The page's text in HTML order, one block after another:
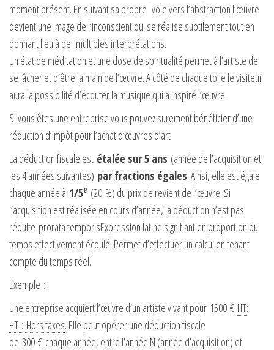
moment présent. En suivant sa propre voie vers l’abstraction l’œuvre
devient une image de l’inconscient qui se réalise subtilement tout en
donnant lieu à de multiples interprétations.
Un état de méditation et une dose de spiritualité permet à l’artiste de
se lâcher et d’être la main de l’œuvre. A côté de chaque toile le visiteur
aura la possibilité d’écouter la musique qui a inspiré l’œuvre.
Si vous êtes une entreprise vous pouvez surement bénéficier d’une
réduction d’impôt pour l’achat d’œuvres d’art
La déduction fiscale est étalée sur 5 ans (année de l’acquisition et
les 4 années suivantes) par fractions égales. Ainsi, elle est égale
chaque année à 1/5e (20 %) du prix de revient de l’œuvre. Si
l’acquisition est réalisée en cours d’année, la déduction n’est pas
réduite prorata temporisExpression latine signifiant en proportion du
temps effectivement écoulé. Permet d’effectuer un calcul en tenant
compte du temps réel..
Exemple :
Une entreprise acquiert l’œuvre d’un artiste vivant pour 1500 € HT:
HT : Hors taxes. Elle peut opérer une déduction fiscale
de 300 € chaque année, entre l’année N (année d’acquisition) et